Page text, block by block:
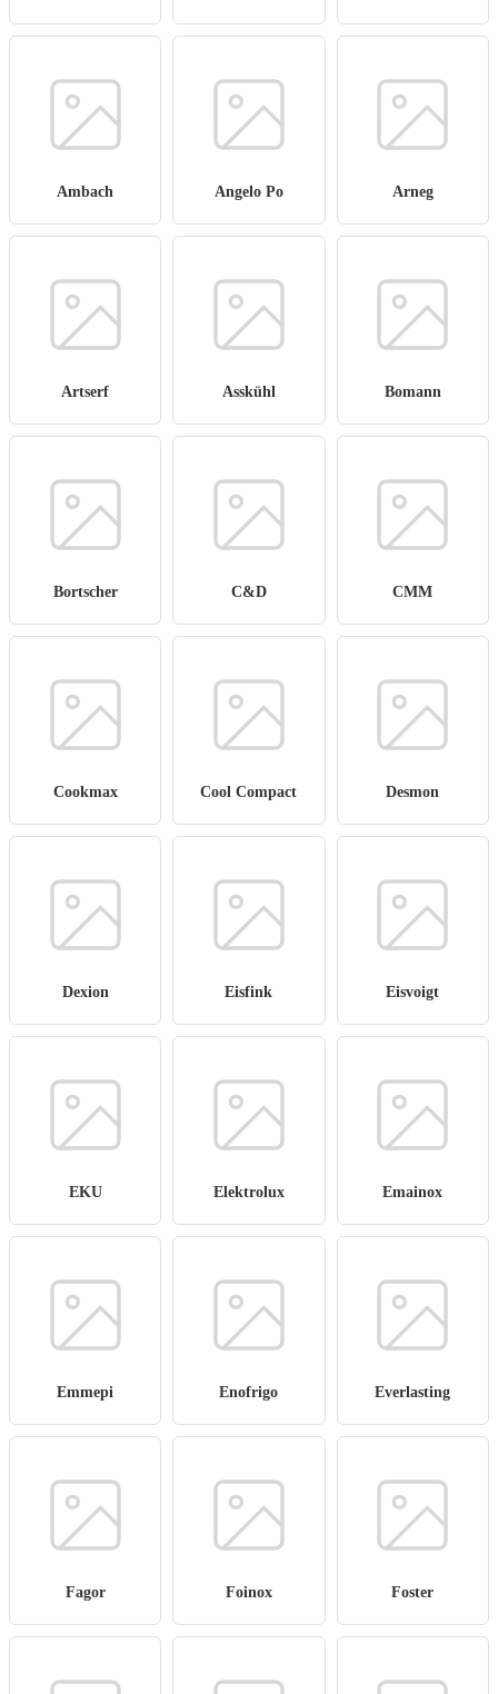
Ambach Angelo Po Arneg
Artserf Asskühl Bomann
Bortscher C&D CMM
Cookmax Cool Compact Desmon
Dexion Eisfink Eisvoigt
EKU Elektrolux Emainox
Emmepi Enofrigo Everlasting
Fagor Foinox Foster